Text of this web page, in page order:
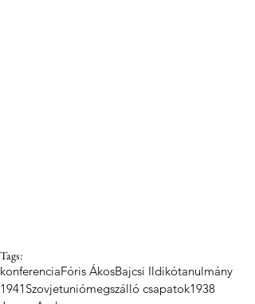
Tags:
konferenciaFóris ÁkosBajcsi Ildikótanulmány
1941 Szovjetuniómegszálló csapatok1938